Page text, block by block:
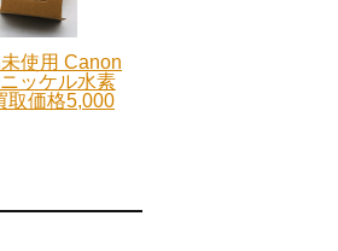
使用 Canon
ッケル水素
取価格5,000